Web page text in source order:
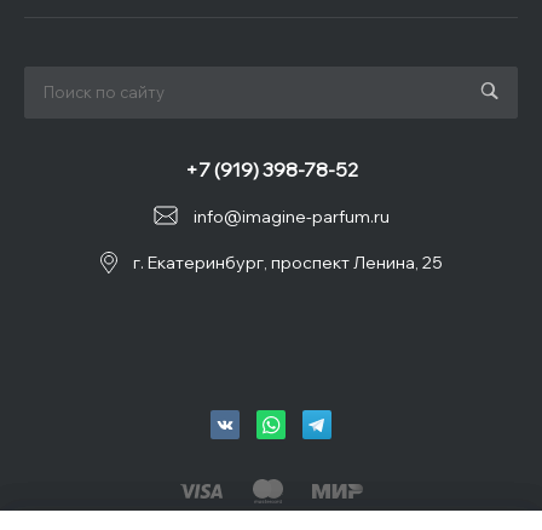
info@imagine-parfum.ru
+7 (919) 398-78-52
г. Екатеринбург, проспект Ленина, 25